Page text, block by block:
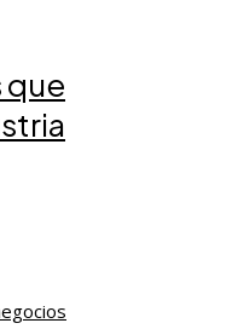
que